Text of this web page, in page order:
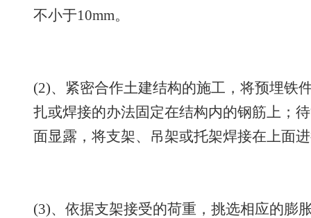
不小于10mm。
(2)、紧密合作土建结构的施工，将预埋铁
扎或焊接的办法固定在结构内的钢筋上；
面显露，将支架、吊架或托架焊接在上面
(3)、依据支架接受的荷重，挑选相应的膨